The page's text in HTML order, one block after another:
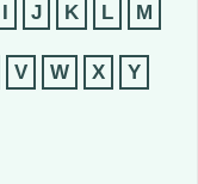
J K L M
V W X Y